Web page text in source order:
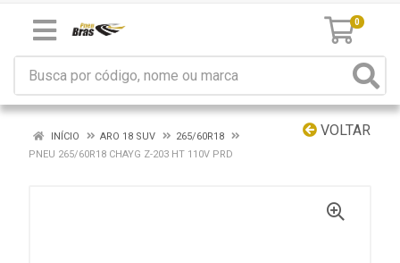
0
VOLTAR
INÍCIO ARO 18 SUV
265/60R18
PNEU 265/60R18 CHAYG Z-203 HT 110V PRD